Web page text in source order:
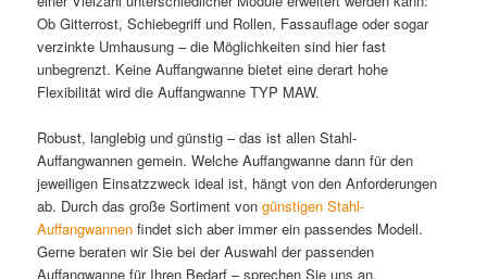
Ob Gitterrost, Schiebegriff und Rollen, Fassauflage oder sogar
verzinkte Umhausung – die Möglichkeiten sind hier fast
unbegrenzt. Keine Auffangwanne bietet eine derart hohe
Flexibilität wird die Auffangwanne TYP MAW.
Robust, langlebig und günstig – das ist allen Stahl-
Auffangwannen gemein. Welche Auffangwanne dann für den
jeweiligen Einsatzzweck ideal ist, hängt von den Anforderungen
ab. Durch das große Sortiment vongünstigen Stahl-
Auffangwannen findet sich aber immer ein passendes Modell.
Gerne beraten wir Sie bei der Auswahl der passenden
Auffangwanne für Ihren Bedarf – sprechen Sie uns an.